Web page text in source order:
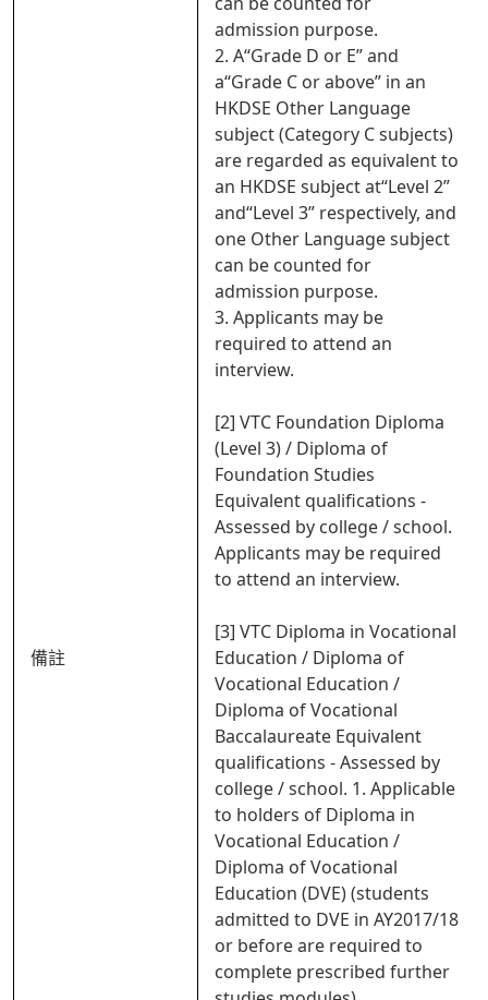
備註
admission purpose.
2. A“Grade D or E” and
a“Grade C or above” in an
HKDSE Other Language
subject (Category C subjects)
are regarded as equivalent to
an HKDSE subject at“Level 2”
and“Level 3” respectively, and
one Other Language subject
can be counted for
admission purpose.
3. Applicants may be
required to attend an
interview.
[2] VTC Foundation Diploma
(Level 3) / Diploma of
Foundation Studies
Equivalent qualifications -
Assessed by college / school.
Applicants may be required
to attend an interview.
[3] VTC Diploma in Vocational
Education / Diploma of
Vocational Education /
Diploma of Vocational
Baccalaureate Equivalent
qualifications - Assessed by
college / school. 1. Applicable
to holders of Diploma in
Vocational Education /
Diploma of Vocational
Education (DVE) (students
admitted to DVE in AY2017/18
or before are required to
complete prescribed further